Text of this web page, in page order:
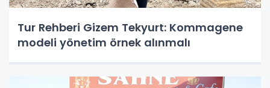
Tur Rehberi Gizem Tekyurt: Kommagene
modeli yönetim örnek alınmalı